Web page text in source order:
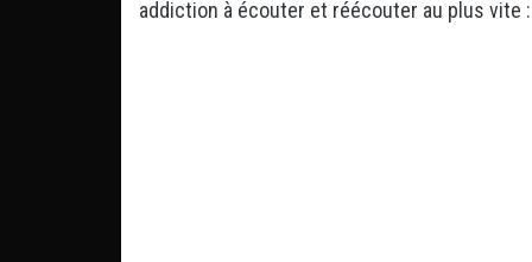
addiction à écouter et réécouter au plus vite :